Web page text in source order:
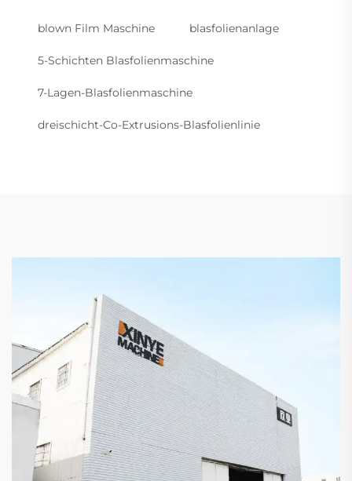
blown Film Maschine blasfolienanlage
5-Schichten Blasfolienmaschine
7-Lagen-Blasfolienmaschine
dreischicht-Co-Extrusions-Blasfolienlinie